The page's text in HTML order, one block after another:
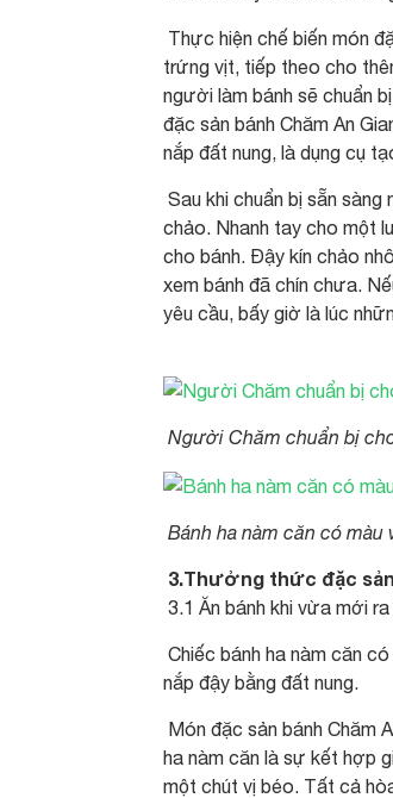
Thực hiện chế biến món
trứng vịt, tiếp theo cho
người làm bánh sẽ chuẩn
đặc sản bánh Chăm An
nắp đất nung, là dụng cụ
Sau khi chuẩn bị sẵn
chảo. Nhanh tay cho một
cho bánh. Đậy kín chảo
xem bánh đã chín chưa.
yêu cầu, bấy giờ là lúc
Người Chăm chuẩn bị
Bánh ha nàm căn có màu
3.Thưởng thức đặc
3.1 Ăn bánh khi vừa mới ra
Chiếc bánh ha nàm căn
nắp đậy bằng đất nung.
Món đặc sản bánh Chăm
ha nàm căn là sự kết hợp
một chút vị béo. Tất cả